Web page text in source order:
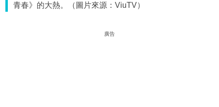
青春》的大熱。（圖片來源：ViuTV）
廣告